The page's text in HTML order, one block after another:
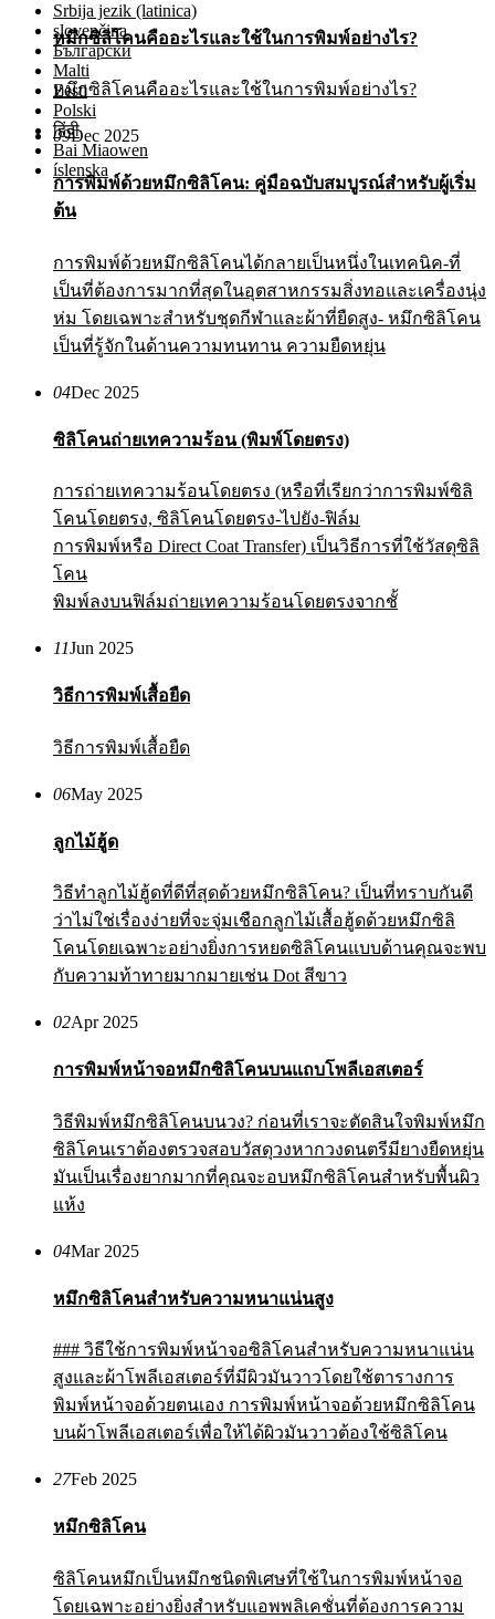
Srbija jezik (latinica)
slovenčina
Български
Malti
Eesti
Polski
हिंदी
Bai Miaowen
íslenska
หมึกซิลิโคนคืออะไรและใช้ในการพิมพ์อย่างไร?
หมึกซิลิโคนคืออะไรและใช้ในการพิมพ์อย่างไร?
09Dec 2025
การพิมพ์ด้วยหมึกซิลิโคน: คู่มือฉบับสมบูรณ์สำหรับผู้เริ่ม
ต้น
การพิมพ์ด้วยหมึกซิลิโคนได้กลายเป็นหนึ่งในเทคนิค-ที่
เป็นที่ต้องการมากที่สุดในอุตสาหกรรมสิ่งทอและเครื่องนุ่ง
ห่ม โดยเฉพาะสำหรับชุดกีฬาและผ้าที่ยืดสูง- หมึกซิลิโคน
เป็นที่รู้จักในด้านความทนทาน ความยืดหยุ่น
04Dec 2025
ซิลิโคนถ่ายเทความร้อน (พิมพ์โดยตรง)
การถ่ายเทความร้อนโดยตรง (หรือที่เรียกว่าการพิมพ์ซิลิ
โคนโดยตรง, ซิลิโคนโดยตรง-ไปยัง-ฟิล์ม
การพิมพ์หรือ Direct Coat Transfer) เป็นวิธีการที่ใช้วัสดุซิลิ
โคน
พิมพ์ลงบนฟิล์มถ่ายเทความร้อนโดยตรงจากชั้
11Jun 2025
วิธีการพิมพ์เสื้อยืด
วิธีการพิมพ์เสื้อยืด
06May 2025
ลูกไม้ฮู้ด
วิธีทำลูกไม้ฮู้ดที่ดีที่สุดด้วยหมึกซิลิโคน? เป็นที่ทราบกันดี
ว่าไม่ใช่เรื่องง่ายที่จะจุ่มเชือกลูกไม้เสื้อฮู้ดด้วยหมึกซิลิ
โคนโดยเฉพาะอย่างยิ่งการหยดซิลิโคนแบบด้านคุณจะพบ
กับความท้าทายมากมายเช่น Dot สีขาว
02Apr 2025
การพิมพ์หน้าจอหมึกซิลิโคนบนแถบโพลีเอสเตอร์
วิธีพิมพ์หมึกซิลิโคนบนวง? ก่อนที่เราจะตัดสินใจพิมพ์หมึก
ซิลิโคนเราต้องตรวจสอบวัสดุวงหากวงดนตรีมียางยืดหยุ่น
มันเป็นเรื่องยากมากที่คุณจะอบหมึกซิลิโคนสำหรับพื้นผิว
แห้ง
04Mar 2025
หมึกซิลิโคนสำหรับความหนาแน่นสูง
### วิธีใช้การพิมพ์หน้าจอซิลิโคนสำหรับความหนาแน่น
สูงและผ้าโพลีเอสเตอร์ที่มีผิวมันวาวโดยใช้ตารางการ
พิมพ์หน้าจอด้วยตนเอง การพิมพ์หน้าจอด้วยหมึกซิลิโคน
บนผ้าโพลีเอสเตอร์เพื่อให้ได้ผิวมันวาวต้องใช้ซิลิโคน
27Feb 2025
หมึกซิลิโคน
ซิลิโคนหมึกเป็นหมึกชนิดพิเศษที่ใช้ในการพิมพ์หน้าจอ
โดยเฉพาะอย่างยิ่งสำหรับแอพพลิเคชั่นที่ต้องการความ